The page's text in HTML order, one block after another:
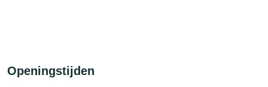
Openingstijden